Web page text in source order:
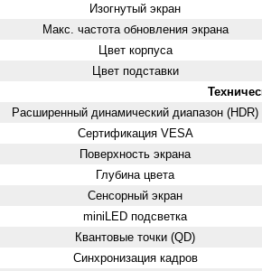
Изогнутый экран
Макс. частота обновления экрана
Цвет корпуса
Цвет подставки
Расширенный динамический диапазон (HDR)
Сертификация VESA
Поверхность экрана
Глубина цвета
Сенсорный экран
miniLED подсветка
Квантовые точки (QD)
Синхронизация кадров